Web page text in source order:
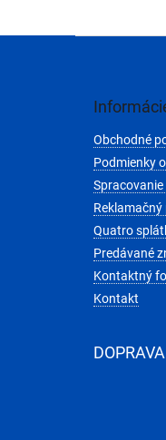
Obchodné
Podmienky
Spracovanie
Quatro
Predávané
Kontaktný
Kontakt
DOPRAVA